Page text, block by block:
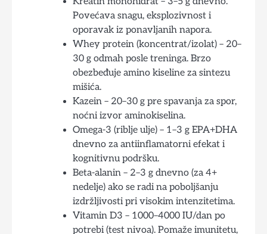
Povećava snagu, eksplozivnost i
oporavak iz ponavljanih napora.
Whey protein (koncentrat/izolat) – 20–
30 g odmah posle treninga. Brzo
obezbeđuje amino kiseline za sintezu
mišića.
Kazein – 20–30 g pre spavanja za spor,
noćni izvor aminokiselina.
Omega-3 (riblje ulje) – 1–3 g EPA+DHA
dnevno za antiinflamatorni efekat i
kognitivnu podršku.
Beta-alanin – 2–3 g dnevno (za 4+
nedelje) ako se radi na poboljšanju
izdržljivosti pri visokim intenzitetima.
Vitamin D3 – 1000–4000 IU/dan po
potrebi (test nivoa). Pomaže imunitetu,